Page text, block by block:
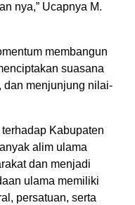
nya,” Ucapnya M.
membangun
suasana
dan menjunjung nilai-
Kabupaten
alim ulama
dan menjadi
ulama memiliki
persatuan, serta